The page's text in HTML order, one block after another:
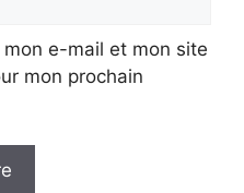
e-mail et mon site
mon prochain